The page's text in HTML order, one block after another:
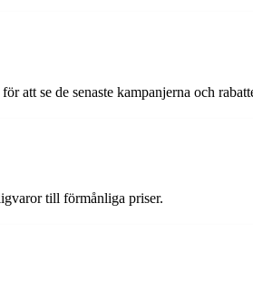
att se de senaste kampanjerna och
till förmånliga priser.